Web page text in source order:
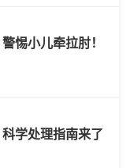
惕小儿牵拉肘！
学处理指南来了